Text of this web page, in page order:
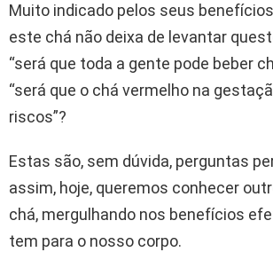
Muito indicado pelos seus
este chá não deixa de levantar
“será que toda a gente pode beber
“será que o chá vermelho na
riscos”?
Estas são, sem dúvida, perguntas
assim, hoje, queremos conhecer
chá, mergulhando nos benefícios
tem para o nosso corpo.